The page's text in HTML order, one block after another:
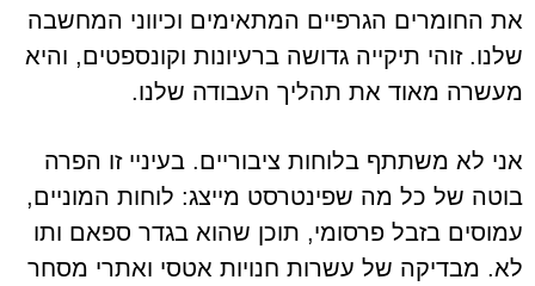
את החומרים הגרפיים המתאימים וכיווני המחשבה
שלנו. זוהי תיקייה גדושה ברעיונות וקונספטים, והיא
מעשרה מאוד את תהליך העבודה שלנו.
אני לא משתתף בלוחות ציבוריים. בעיניי זו הפרה
בוטה של כל מה שפינטרסט מייצג: לוחות המוניים,
עמוסים בזבל פרסומי, תוכן שהוא בגדר ספאם ותו
לא. מבדיקה של עשרות חנויות אטסי ואתרי מסחר